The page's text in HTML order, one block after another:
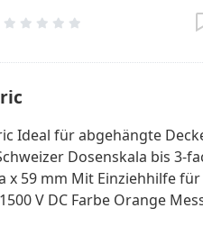
Ideal für abgehängte
Dosenskala bis 3-
x 59 mm Mit Einziehhilfe
V DC Farbe Orange